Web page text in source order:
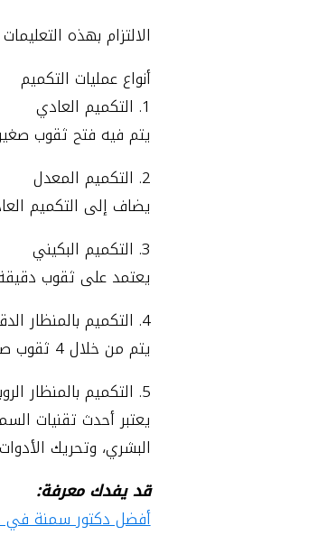
الالتزام بهذه
أنواع عمليات التكميم
1. التكميم العادي
يتم فيه فتح ثقوب صغيرة في البطن لاستئصال
2. التكميم المعدل
يضاف إلى التكميم
3. التكميم البكيني
يعتمد على ثقوب دقيقة
4. التكميم بالمنظار الدقيق
يتم من خلال 4 ثقوب صغيرة جدًا، باستخدام كاميرا دقيقة، لتسهيل التدبيس والاستئصال بأمان وفاعلية أكبر.
5. التكميم بالمنظار الروبوتي
يعتبر أحدث تقنيات
البشري، وتحريك الأدوات
قد يفدك معرفة:
أفضل دكتور سمنة